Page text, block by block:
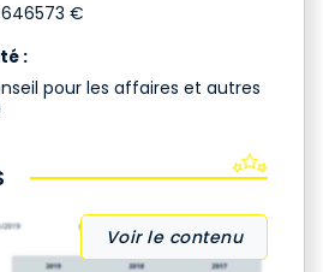
646573 €
:
pour les affaires et autres
Voir le contenu